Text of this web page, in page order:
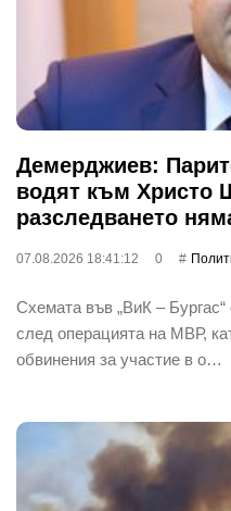
Демерджиев:
водят към Христо
разследването
07.08.2026 18:41:12 0
Схемата във „ВиК –
след операцията на МВР,
обвинения за участие в о…